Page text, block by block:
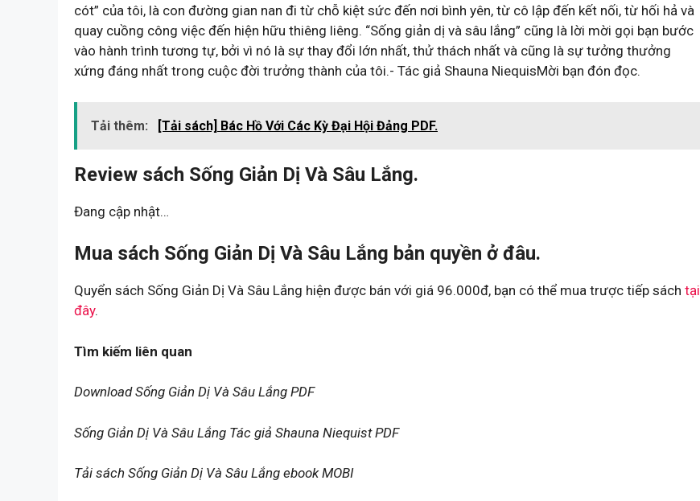
cót” của tôi, là con đường gian nan đi từ chỗ kiệt sức đến nơi bình yên, từ cô lập đến kết nối, từ hối hả và
quay cuồng công việc đến hiện hữu thiêng liêng. “Sống giản dị và sâu lắng” cũng là lời mời gọi bạn bước
vào hành trình tương tự, bởi vì nó là sự thay đổi lớn nhất, thử thách nhất và cũng là sự tưởng thưởng
xứng đáng nhất trong cuộc đời trưởng thành của tôi.- Tác giả Shauna NiequisMời bạn đón đọc.
Tải thêm: [Tải sách] Bác Hồ Với Các Kỳ Đại Hội Đảng PDF.
Review sách Sống Giản Dị Và Sâu Lắng.
Đang cập nhật…
Mua sách Sống Giản Dị Và Sâu Lắng bản quyền ở đâu.
Quyển sách Sống Giản Dị Và Sâu Lắng hiện được bán với giá 96.000đ, bạn có thể mua trược tiếp sách tại
đây.
Tìm kiếm liên quan
Download Sống Giản Dị Và Sâu Lắng PDF
Sống Giản Dị Và Sâu Lắng Tác giả Shauna Niequist PDF
Tải sách Sống Giản Dị Và Sâu Lắng ebook MOBI